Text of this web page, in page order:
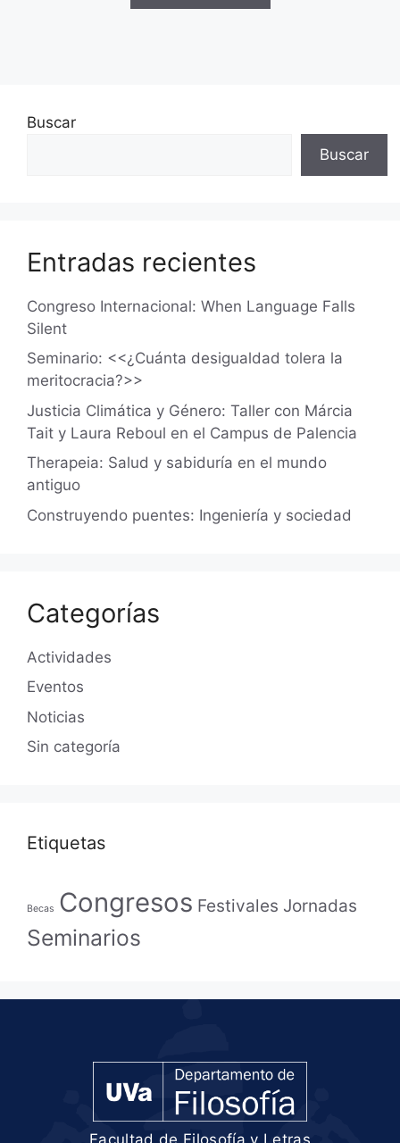
Buscar
Buscar
Entradas recientes
Congreso Internacional: When Language Falls
Silent
Seminario: <<¿Cuánta desigualdad tolera la
meritocracia?>>
Justicia Climática y Género: Taller con Márcia
Tait y Laura Reboul en el Campus de Palencia
Therapeia: Salud y sabiduría en el mundo
antiguo
Construyendo puentes: Ingeniería y sociedad
Categorías
Actividades
Eventos
Noticias
Sin categoría
Etiquetas
Becas Congresos Festivales Jornadas
Seminarios